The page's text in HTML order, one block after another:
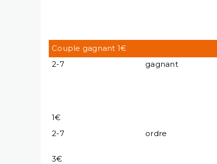
Couple gagnant 1€
2-7
gagnant
1€
2-7
ordre
3€